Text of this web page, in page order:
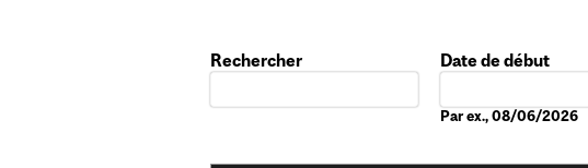
Rechercher
Date de début
Par ex., 08/06/2026